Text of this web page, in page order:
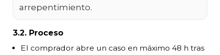
arrepentimiento.
3.2. Proceso
El comprador abre un caso en máximo 48 h tras